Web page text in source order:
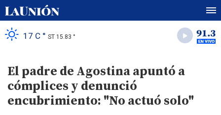
17 C ° ST 15.83 °
El padre de Agostina apuntó a
cómplices y denunció
encubrimiento: "No actuó solo"